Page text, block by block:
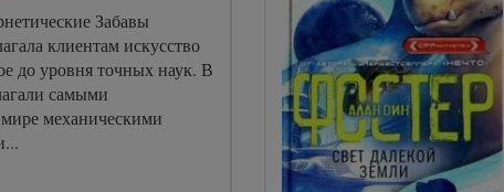
Забавы
клиентам искусство
до уровня точных наук. В
самыми
механическими